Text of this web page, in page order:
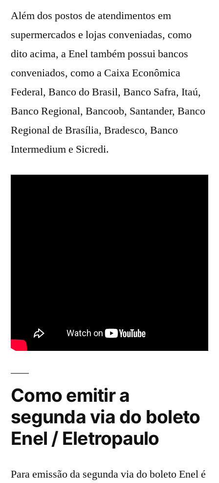
Além dos postos de atendimentos em
supermercados e lojas conveniadas, como
dito acima, a Enel também possui bancos
conveniados, como a Caixa Econômica
Federal, Banco do Brasil, Banco Safra, Itaú,
Banco Regional, Bancoob, Santander, Banco
Regional de Brasília, Bradesco, Banco
Intermedium e Sicredi.
Como emitir a
segunda via do boleto
Enel / Eletropaulo
Para emissão da segunda via do boleto Enel é